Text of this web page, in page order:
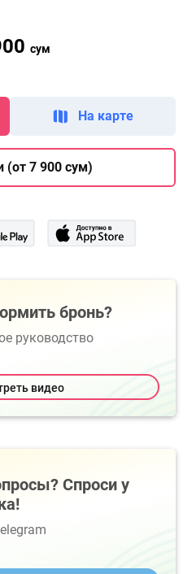
сум
На карте
(от 7 900 сум)
бронь?
руководство
видео
Спроси у